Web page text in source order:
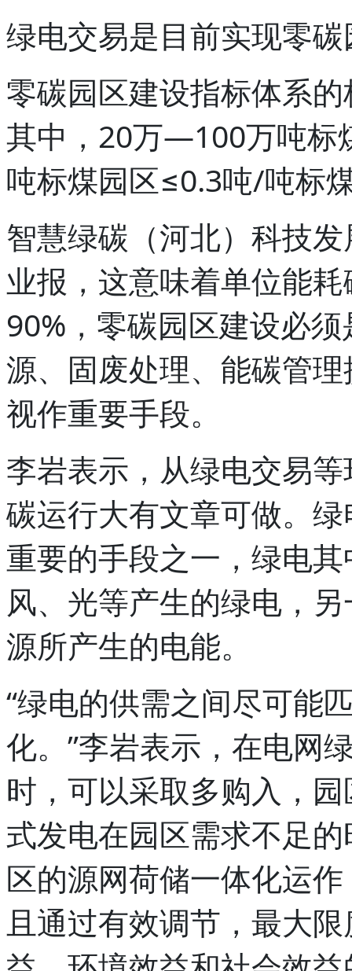
绿电交易是目前实现零
零碳园区建设指标体系
其中，20万—100万吨标
吨标煤园区≤0.3吨/吨标
智慧绿碳（河北）科技
业报，这意味着单位能
90%，零碳园区建设必
源、固废处理、能碳管
视作重要手段。
李岩表示，从绿电交易
碳运行大有文章可做。
重要的手段之一，绿电
风、光等产生的绿电，
源所产生的电能。
“绿电的供需之间尽可能
化。”李岩表示，在电网
时，可以采取多购入，
式发电在园区需求不足
区的源网荷储一体化运
且通过有效调节，最大